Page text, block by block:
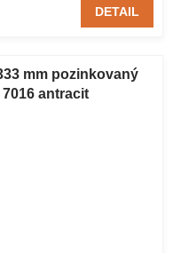
DETAIL
mm pozinkovaný
antracit